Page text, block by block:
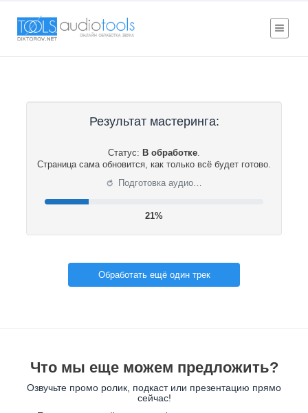
Результат мастеринга:
Статус: В обработке.
Страница сама обновится, как только всё будет готово.
⟳ Подготовка аудио…
21%
Обработать ещё один трек
Что мы еще можем предложить?
Озвучьте промо ролик, подкаст или презентацию прямо
сейчас!